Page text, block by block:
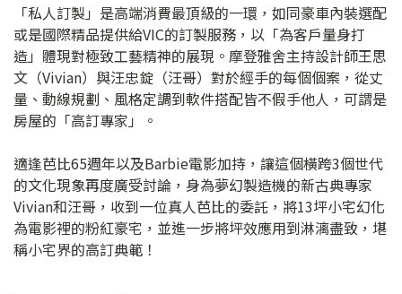
「私人訂製」是高端消費最頂級的一環，如同豪車內裝選配
或是國際精品提供給VIC的訂製服務，以「為客戶量身打
造」體現對極致工藝精神的展現。摩登雅舍主持設計師王思
文（Vivian）與汪忠錠（汪哥）對於經手的每個個案，從丈
量、動線規劃、風格定調到軟件搭配皆不假手他人，可謂是
房屋的「高訂專家」。
適逢芭比65週年以及Barbie電影加持，讓這個橫跨3個世代
的文化現象再度廣受討論，身為夢幻製造機的新古典專家
Vivian和汪哥，收到一位真人芭比的委託，將13坪小宅幻化
為電影裡的粉紅豪宅，並進一步將坪效應用到淋漓盡致，堪
稱小宅界的高訂典範！